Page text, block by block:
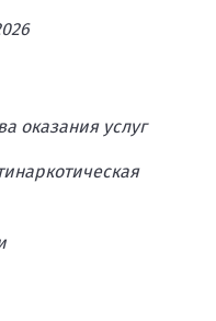
оказания услуг